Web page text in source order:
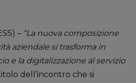
– “La nuova composizione
aziendale si trasforma in
e la digitalizzazione al servizio
titolo dell’incontro che si